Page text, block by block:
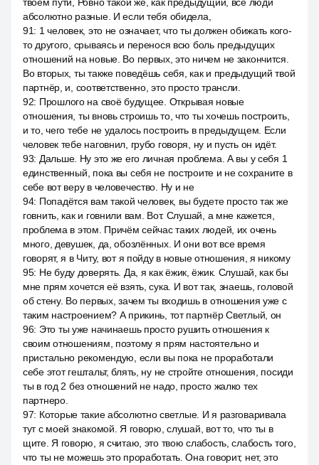
абсолютно разные. И если тебя обидела,
91: 1 человек, это не означает, что ты должен обижать кого-
то другого, срываясь и перенося всю боль предыдущих
отношений на новые. Во первых, это ничем не закончится.
Во вторых, ты также поведёшь себя, как и предыдущий твой
партнёр, и, соответственно, это просто трансли.
92: Прошлого на своё будущее. Открывая новые
отношения, ты вновь строишь то, что ты хочешь построить,
и то, чего тебе не удалось построить в предыдущем. Если
человек тебе наговнил, грубо говоря, ну и пусть он идёт.
93: Дальше. Ну это же его личная проблема. А вы у себя 1
единственный, пока вы себя не построите и не сохраните в
себе вот веру в человечество. Ну и не
94: Попадётся вам такой человек, вы будете просто так же
говнить, как и говнили вам. Вот. Слушай, а мне кажется,
проблема в этом. Причём сейчас таких людей, их очень
много, девушек, да, обозлённых. И они вот все время
говорят, я в Читу, вот я пойду в новые отношения, я никому
95: Не буду доверять. Да, я как ёжик, ёжик. Слушай, как бы
мне прям хочется её взять, сука. И вот так, знаешь, головой
об стену. Во первых, зачем ты входишь в отношения уже с
таким настроением? А прикинь, тот партнёр Светлый, он
96: Это ты уже начинаешь просто рушить отношения к
своим отношениям, поэтому я прям настоятельно и
пристально рекомендую, если вы пока не проработали
себе этот гештальт, блять, ну не стройте отношения, посиди
ты в год 2 без отношений не надо, просто жалко тех
партнеро.
97: Которые такие абсолютно светлые. И я разговаривала
тут с моей знакомой. Я говорю, слушай, вот то, что ты в
щите. Я говорю, я считаю, это твою слабость, слабость того,
что ты не можешь это проработать. Она говорит, нет, это